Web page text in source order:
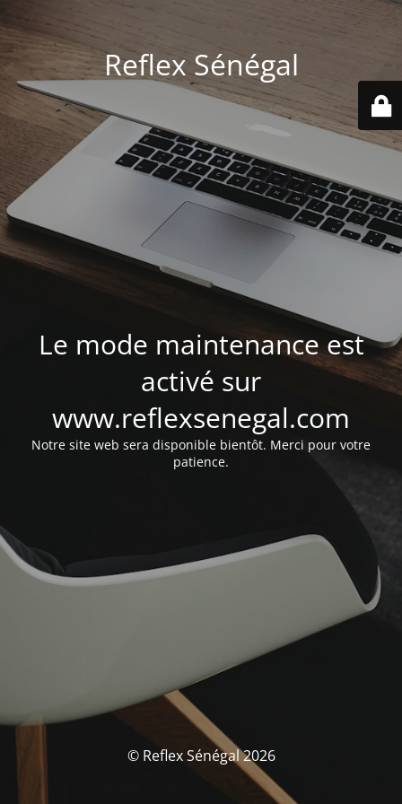
Reflex Sénégal
Le mode maintenance est
activé sur
www.reflexsenegal.com
Notre site web sera disponible bientôt. Merci pour votre
patience.
© Reflex Sénégal 2026